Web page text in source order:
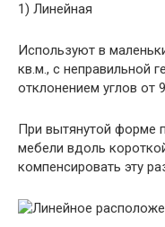
1) Линейная
Используют в
кв.м., с неправильной
отклонением углов от
При вытянутой форме
мебели вдоль
компенсировать эту